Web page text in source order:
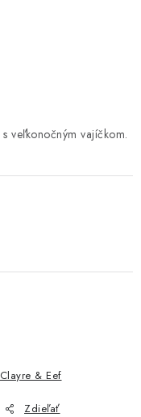
veľkonočným vajíčkom.
Clayre & Eef
Zdieľať